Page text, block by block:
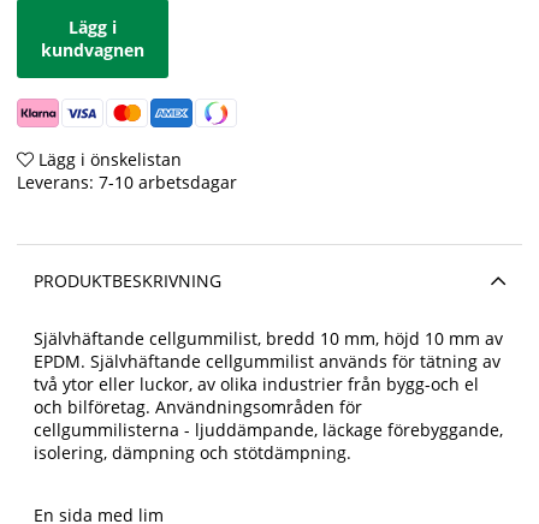
Lägg i
kundvagnen
Lägg i önskelistan
Leverans: 7-10 arbetsdagar
PRODUKTBESKRIVNING
Självhäftande cellgummilist, bredd 10 mm, höjd 10 mm av
EPDM. Självhäftande cellgummilist används för tätning av
två ytor eller luckor, av olika industrier från bygg-och el
och bilföretag. Användningsområden för
cellgummilisterna - ljuddämpande, läckage förebyggande,
isolering, dämpning och stötdämpning.
En sida med lim